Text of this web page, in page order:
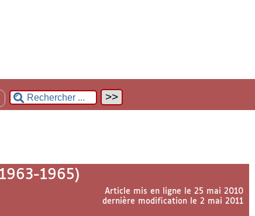
1965)
Article mis en ligne le 25 mai 2010
dernière modification le 2 mai 2011